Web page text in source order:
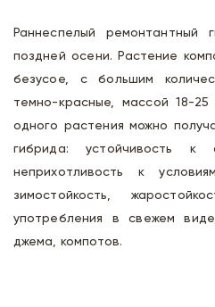
Раннеспелый ремонтантный
поздней осени. Растение
безусое, с большим
темно-красные, массой 18-
одного растения можно
гибрида: устойчивость к
неприхотливость к
зимостойкость,
употребления в свежем
джема, компотов.